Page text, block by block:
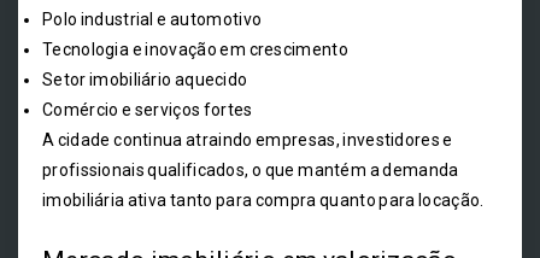
Polo industrial e automotivo
Tecnologia e inovação em crescimento
Setor imobiliário aquecido
Comércio e serviços fortes
A cidade continua atraindo empresas, investidores e
profissionais qualificados, o que mantém a demanda
imobiliária ativa tanto para compra quanto para locação.